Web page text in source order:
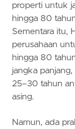
properti untuk
hingga 80
Sementara itu,
perusahaan
hingga 80
jangka
25–30 tahun
asing.
Namun, ada